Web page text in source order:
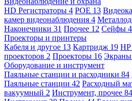
HD Регистраторы 4 POE 13
камер видеонаблюдения 4
Наконечники 31 Прочее 12 Сейфы 4
Проекторы и принтеры
Кабеля и другое 13 Картридж 19 HP
проекторов 2 Проекторы 16 Экраны
Оборудование и инструмент
Паяльные станции и расходники 84
Паяльные станции 42 Расходный
вакуумный 2 Инструмент, прочее 84